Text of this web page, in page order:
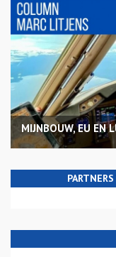
MIJNBOUW, EU EN